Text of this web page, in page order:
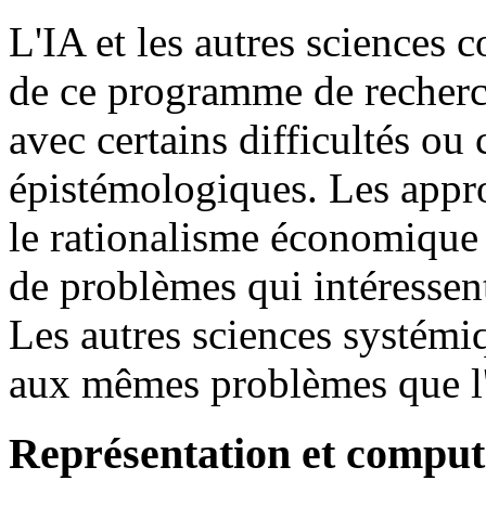
L'IA et les autres sciences
de ce programme de
avec certains difficultés ou
épistémologiques. Les
le rationalisme
de problèmes qui
Les autres sciences
aux mêmes problèmes que
Représentation et